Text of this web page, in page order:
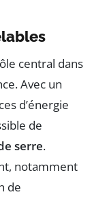
central dans
Avec un
d’énergie
de
serre.
notamment
de